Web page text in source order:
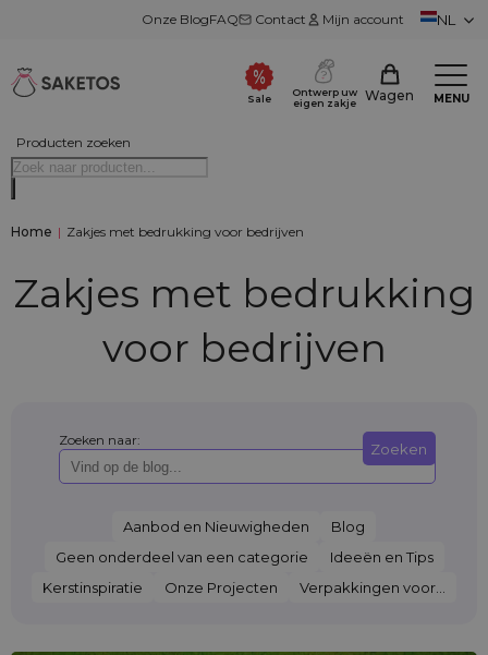
Onze BlogFAQ Contact Mijn account NL
Producten zoeken
Sale
Ontwerp uw
eigen zakje
Wagen MENU
Home | Zakjes met bedrukking voor bedrijven
Zakjes met bedrukking
voor bedrijven
Zoeken naar: Zoeken
Aanbod en Nieuwigheden
Blog
Geen onderdeel van een categorie
Ideeën en Tips
Kerstinspiratie
Onze Projecten Verpakkingen voor...